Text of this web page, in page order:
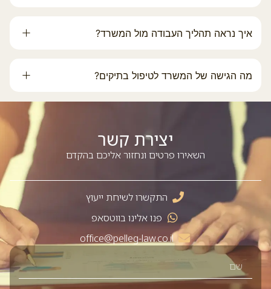
איך נראה תהליך העבודה מול המשרד?
מה הגישה של המשרד לטיפול בתיקים?
יצירת קשר
השאירו פרטים ונחזור אליכם בהקדם
התקשרו לשיחת ייעוץ
פנו אלינו בווטסאפ
office@pelleg-law.co.il